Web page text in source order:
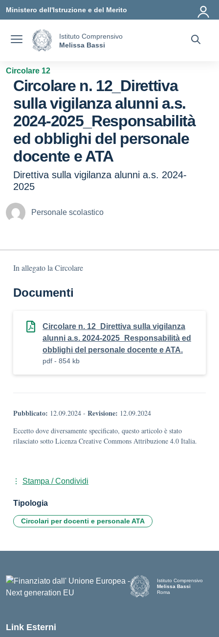
Ministero dell'Istruzione e del Merito
Istituto Comprensivo
Melissa Bassi
Circolare 12
Circolare n. 12_Direttiva
sulla vigilanza alunni a.s.
2024-2025_Responsabilità
ed obblighi del personale
docente e ATA
Direttiva sulla vigilanza alunni a.s. 2024-
2025
Personale scolastico
In allegato la Circolare
Documenti
Circolare n. 12_Direttiva sulla vigilanza
alunni a.s. 2024-2025_Responsabilità ed
obblighi del personale docente e ATA.
pdf - 854 kb
Pubblicato: 12.09.2024 - Revisione: 12.09.2024
Eccetto dove diversamente specificato, questo articolo è stato
rilasciato sotto Licenza Creative Commons Attribuzione 4.0 Italia.
Stampa / Condividi
Tipologia
Circolari per docenti e personale ATA
Istituto Comprensivo
Melissa Bassi
Roma
Link Esterni